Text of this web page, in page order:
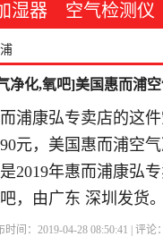
湿器 空气检测仪
净化,氧吧]美国惠而浦
浦康弘专卖店的这
元，美国惠而浦空
2019年惠而浦康弘
，由广东 深圳发货。
时间：2019-04-28 08:50:41 | 评论